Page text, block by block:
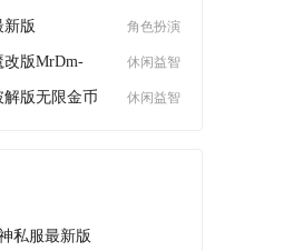
新版
角色扮演
改版MrDm-
休闲益智
解版无限金币
休闲益智
私服最新版